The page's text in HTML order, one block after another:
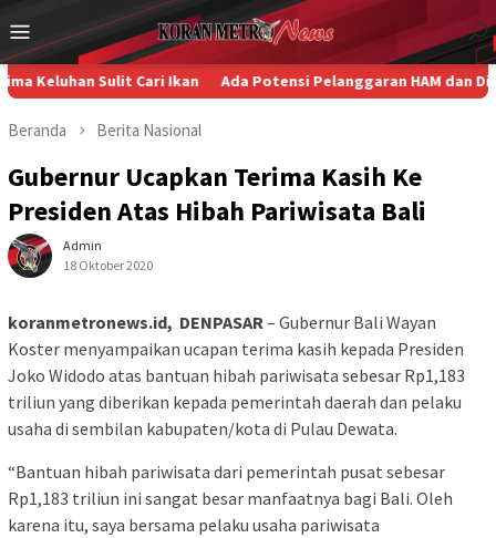
ke
konten
Menu
Mobile
Sulit Cari Ikan Ada Potensi Pelanggaran HAM dan Diskriminasi
Beranda Berita Nasional
Gubernur Ucapkan Terima Kasih Ke
Presiden Atas Hibah Pariwisata Bali
Admin
18 Oktober 2020
koranmetronews.id, DENPASAR– Gubernur Bali Wayan
Koster menyampaikan ucapan terima kasih kepada Presiden
Joko Widodo atas bantuan hibah pariwisata sebesar Rp1,183
triliun yang diberikan kepada pemerintah daerah dan pelaku
usaha di sembilan kabupaten/kota di Pulau Dewata.
“Bantuan hibah pariwisata dari pemerintah pusat sebesar
Rp1,183 triliun ini sangat besar manfaatnya bagi Bali. Oleh
karena itu, saya bersama pelaku usaha pariwisata